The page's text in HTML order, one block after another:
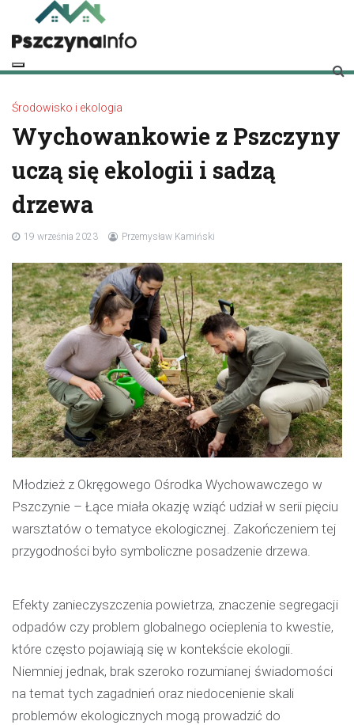
content
pszczynainfo.pl
Twoje źródło informacji o Pszczynie
Środowisko i ekologia
Wychowankowie z Pszczyny
uczą się ekologii i sadzą
drzewa
19 września 2023 Przemysław Kamiński
Młodzież z Okręgowego Ośrodka Wychowawczego w
Pszczynie – Łące miała okazję wziąć udział w serii pięciu
warsztatów o tematyce ekologicznej. Zakończeniem tej
przygodności było symboliczne posadzenie drzewa.
Efekty zanieczyszczenia powietrza, znaczenie segregacji
odpadów czy problem globalnego ocieplenia to kwestie,
które często pojawiają się w kontekście ekologii.
Niemniej jednak, brak szeroko rozumianej świadomości
na temat tych zagadnień oraz niedocenienie skali
problemów ekologicznych mogą prowadzić do